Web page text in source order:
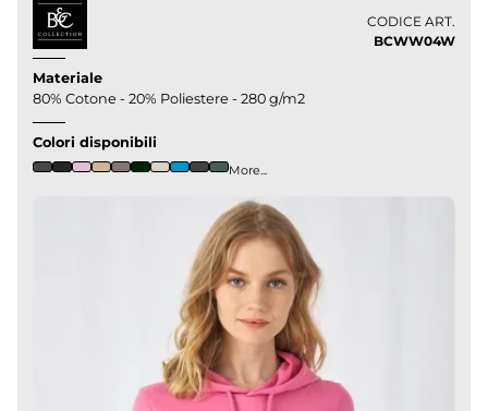
CODICE ART.
BCWW04W
Materiale
80% Cotone - 20% Poliestere - 280 g/m2
Colori disponibili
More...